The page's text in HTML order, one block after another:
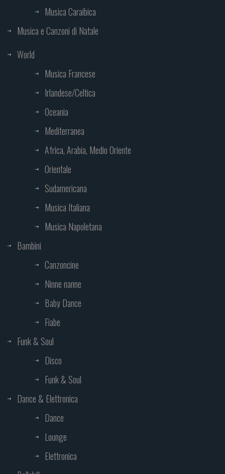
Musica Caraibica
Musica e Canzoni di Natale
World
Musica Francese
Irlandese/Celtica
Oceania
Mediterranea
Africa, Arabia, Medio Oriente
Orientale
Sudamericana
Musica Italiana
Musica Napoletana
Bambini
Canzoncine
Ninne nanne
Baby Dance
Fiabe
Funk & Soul
Disco
Funk & Soul
Dance & Elettronica
Dance
Lounge
Elettronica